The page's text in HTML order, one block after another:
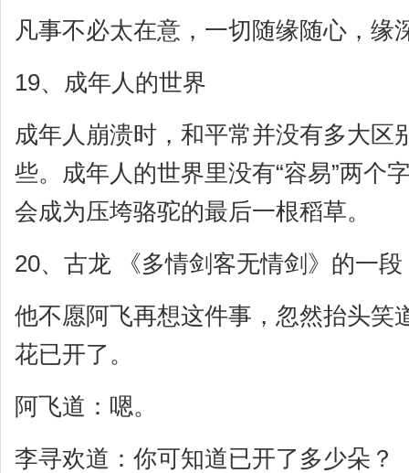
凡事不必太在意，一切随缘随心，缘
19、成年人的世界
成年人崩溃时，和平常并没有多大区
些。成年人的世界里没有“容易”两个
会成为压垮骆驼的最后一根稻草。
20、古龙 《多情剑客无情剑》的一段
他不愿阿飞再想这件事，忽然抬头笑
花已开了。
阿飞道：嗯。
李寻欢道：你可知道已开了多少朵？